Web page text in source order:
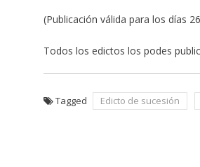
(Publicación válida para los días
Todos los edictos los podes
Tagged Edicto de sucesión